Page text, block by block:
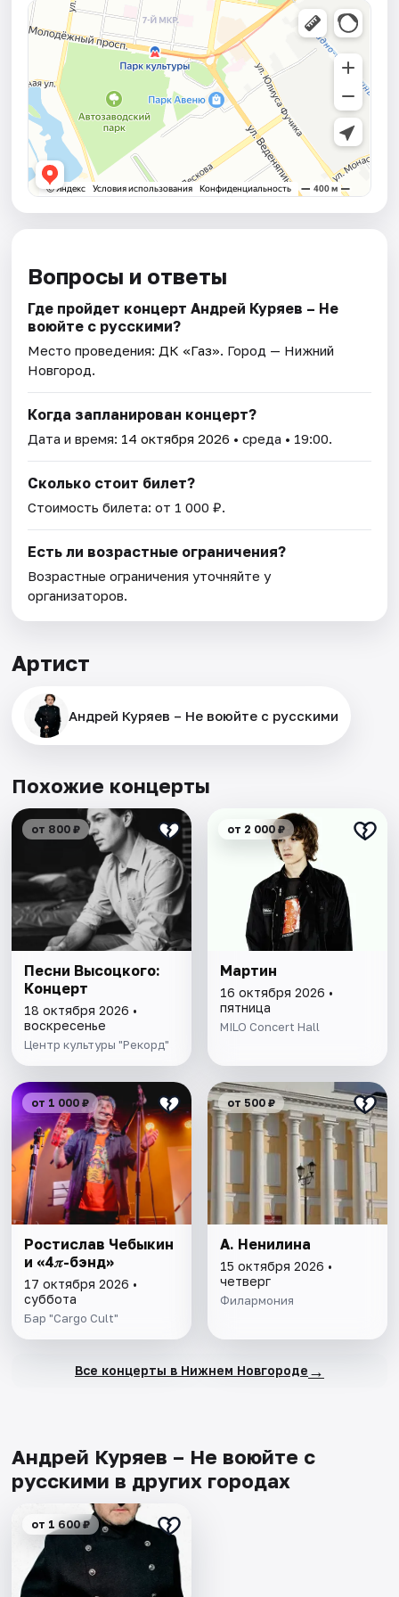
Вопросы и ответы
Где пройдет концерт Андрей Куряев – Не
воюйте с русскими?
Место проведения: ДК «Газ». Город — Нижний
Новгород.
Когда запланирован концерт?
Дата и время: 14 октября 2026 • среда • 19:00.
Сколько стоит билет?
Стоимость билета: от 1 000 ₽.
Есть ли возрастные ограничения?
Возрастные ограничения уточняйте у
организаторов.
Артист
Андрей Куряев – Не воюйте с русскими
Похожие концерты
от 800 ₽
Песни Высоцкого:
Концерт
18 октября 2026 •
воскресенье
Центр культуры "Рекорд"
от 2 000 ₽
Мартин
16 октября 2026 •
пятница
MILO Concert Hall
от 1 000 ₽
Ростислав Чебыкин
и «4𝜋-бэнд»
17 октября 2026 •
суббота
Бар "Cargo Cult"
от 500 ₽
А. Ненилина
15 октября 2026 •
четверг
Филармония
Все концерты в Нижнем Новгороде →
Андрей Куряев – Не воюйте с
русскими в других городах
от 1 600 ₽